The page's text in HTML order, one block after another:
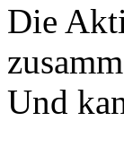
Die
Und